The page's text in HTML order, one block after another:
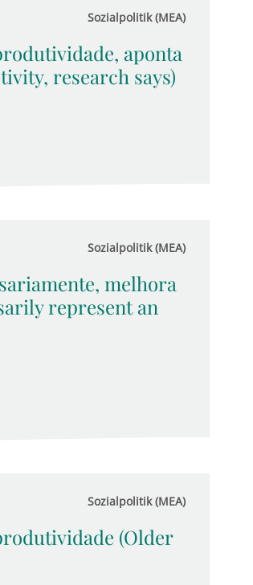
Sozialpolitik (MEA)
aponta
research says)
Sozialpolitik (MEA)
melhora
represent an
Sozialpolitik (MEA)
(Older